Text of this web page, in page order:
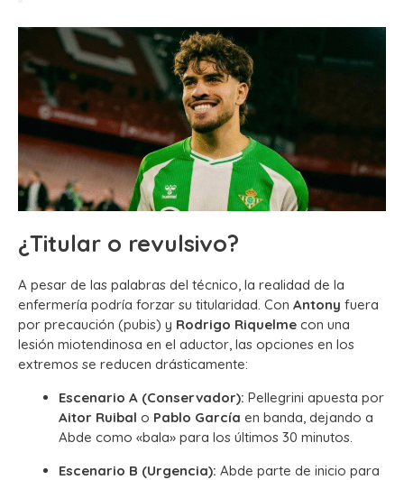
¿Titular o revulsivo?
A pesar de las palabras del técnico, la realidad de la
enfermería podría forzar su titularidad. Con Antony fuera
por precaución (pubis) y Rodrigo Riquelme con una
lesión miotendinosa en el aductor, las opciones en los
extremos se reducen drásticamente:
Escenario A (Conservador): Pellegrini apuesta por
Aitor Ruibal o Pablo García en banda, dejando a
Abde como «bala» para los últimos 30 minutos.
Escenario B (Urgencia): Abde parte de inicio para